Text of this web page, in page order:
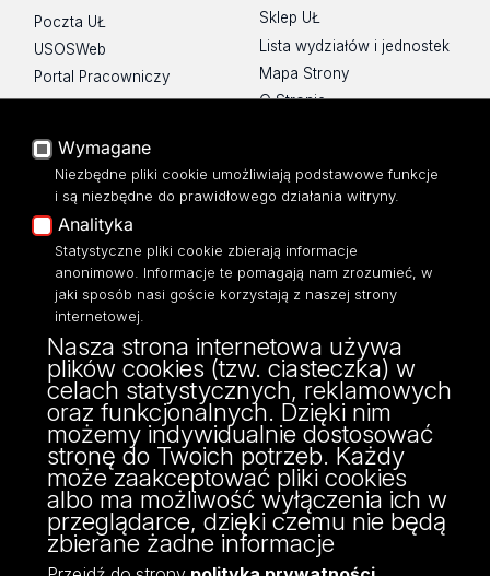
Poczta UŁ
USOSWeb
Portal Pracowniczy
Baza Aktów Własnych
Moodle
Eksperci UŁ
Polityka Prywatności
Dostępność
Sklep UŁ
Lista wydziałów i jednostek
Mapa Strony
O Stronie
ul. Narutowicza 68, 90-136 Łódź
NIP: 724 000 32 43
Adres do doręczeń elektronicznych (ADE):
AE:PL-74796-17640-IHHIV-17
KONTAKT
Wymagane
Niezbędne pliki cookie umożliwiają podstawowe funkcje
i są niezbędne do prawidłowego działania witryny.
Analityka
Statystyczne pliki cookie zbierają informacje
anonimowo. Informacje te pomagają nam zrozumieć, w
jaki sposób nasi goście korzystają z naszej strony
internetowej.
Nasza strona internetowa używa
plików cookies (tzw. ciasteczka) w
celach statystycznych, reklamowych
oraz funkcjonalnych. Dzięki nim
możemy indywidualnie dostosować
stronę do Twoich potrzeb. Każdy
może zaakceptować pliki cookies
albo ma możliwość wyłączenia ich w
przeglądarce, dzięki czemu nie będą
zbierane żadne informacje